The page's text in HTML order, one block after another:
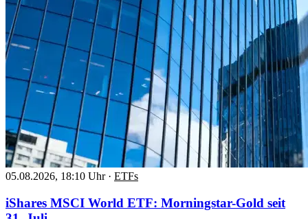
05.08.2026, 18:10 Uhr · ETFs
iShares MSCI World ETF: Morningstar-Gold seit